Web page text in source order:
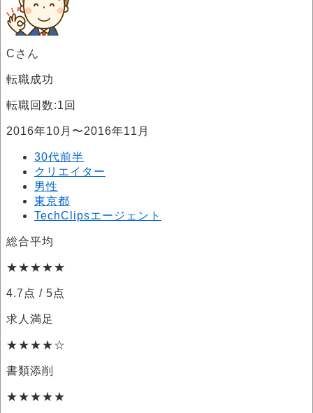
Cさん
転職成功
転職回数:1回
2016年10月〜2016年11月
30代前半
クリエイター
男性
東京都
TechClipsエージェント
総合平均
★★★★★
4.7点 / 5点
求人満足
★★★★☆
書類添削
★★★★★